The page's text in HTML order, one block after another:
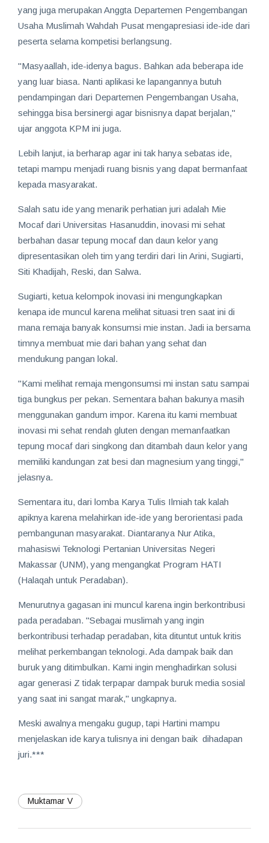
yang juga merupakan Anggta Departemen Pengembangan
Usaha Muslimah Wahdah Pusat mengapresiasi ide-ide dari
peserta selama kompetisi berlangsung.
"Masyaallah, ide-idenya bagus. Bahkan ada beberapa ide
yang luar biasa. Nanti aplikasi ke lapangannya butuh
pendampingan dari Departemen Pengembangan Usaha,
sehingga bisa bersinergi agar bisnisnya dapat berjalan,"
ujar anggota KPM ini juga.
Lebih lanjut, ia berharap agar ini tak hanya sebatas ide,
tetapi mampu menjadi ruang bisnis yang dapat bermanfaat
kepada masyarakat.
Salah satu ide yang menarik perhatian juri adalah Mie
Mocaf dari Universitas Hasanuddin, inovasi mi sehat
berbahan dasar tepung mocaf dan daun kelor yang
dipresentasikan oleh tim yang terdiri dari Iin Arini, Sugiarti,
Siti Khadijah, Reski, dan Salwa.
Sugiarti, ketua kelompok inovasi ini mengungkapkan
kenapa ide muncul karena melihat situasi tren saat ini di
mana remaja banyak konsumsi mie instan. Jadi ia bersama
timnya membuat mie dari bahan yang sehat dan
mendukung pangan lokal.
"Kami melihat remaja mengonsumsi mi instan satu sampai
tiga bungkus per pekan. Sementara bahan bakunya masih
menggunakan gandum impor. Karena itu kami membuat
inovasi mi sehat rendah gluten dengan memanfaatkan
tepung mocaf dari singkong dan ditambah daun kelor yang
memiliki kandungan zat besi dan magnesium yang tinggi,"
jelasnya.
Sementara itu, dari lomba Karya Tulis Ilmiah tak kalah
apiknya karena melahirkan ide-ide yang berorientasi pada
pembangunan masyarakat. Diantaranya Nur Atika,
mahasiswi Teknologi Pertanian Universitas Negeri
Makassar (UNM), yang mengangkat Program HATI
(Halaqah untuk Peradaban).
Menurutnya gagasan ini muncul karena ingin berkontribusi
pada peradaban. "Sebagai muslimah yang ingin
berkontribusi terhadap peradaban, kita dituntut untuk kritis
melihat perkembangan teknologi. Ada dampak baik dan
buruk yang ditimbulkan. Kami ingin menghadirkan solusi
agar generasi Z tidak terpapar dampak buruk media sosial
yang saat ini sangat marak," ungkapnya.
Meski awalnya mengaku gugup, tapi Hartini mampu
menjelaskan ide karya tulisnya ini dengan baik dihadapan
juri.***
Muktamar V